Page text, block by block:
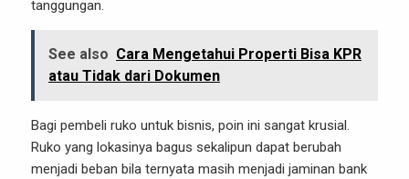
tanggungan.
See also Cara Mengetahui Properti Bisa KPR
atau Tidak dari Dokumen
Bagi pembeli ruko untuk bisnis, poin ini sangat krusial.
Ruko yang lokasinya bagus sekalipun dapat berubah
menjadi beban bila ternyata masih menjadi jaminan bank